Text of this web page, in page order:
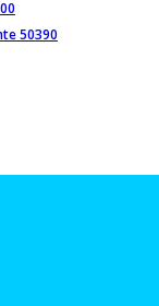
50390